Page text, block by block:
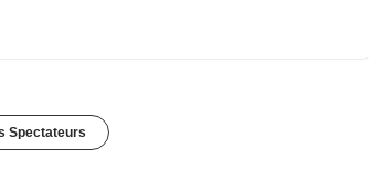
Spectateurs